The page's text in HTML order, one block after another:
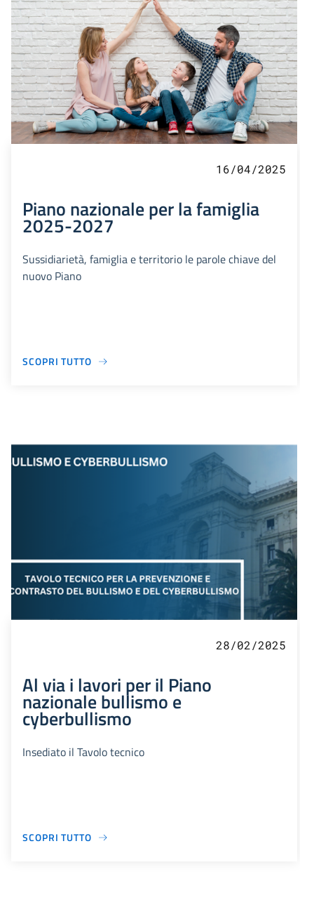
16/04/2025
Piano nazionale per la famiglia
2025-2027
Sussidiarietà, famiglia e territorio le parole chiave del
nuovo Piano
SCOPRI TUTTO
28/02/2025
Al via i lavori per il Piano
nazionale bullismo e
cyberbullismo
Insediato il Tavolo tecnico
SCOPRI TUTTO